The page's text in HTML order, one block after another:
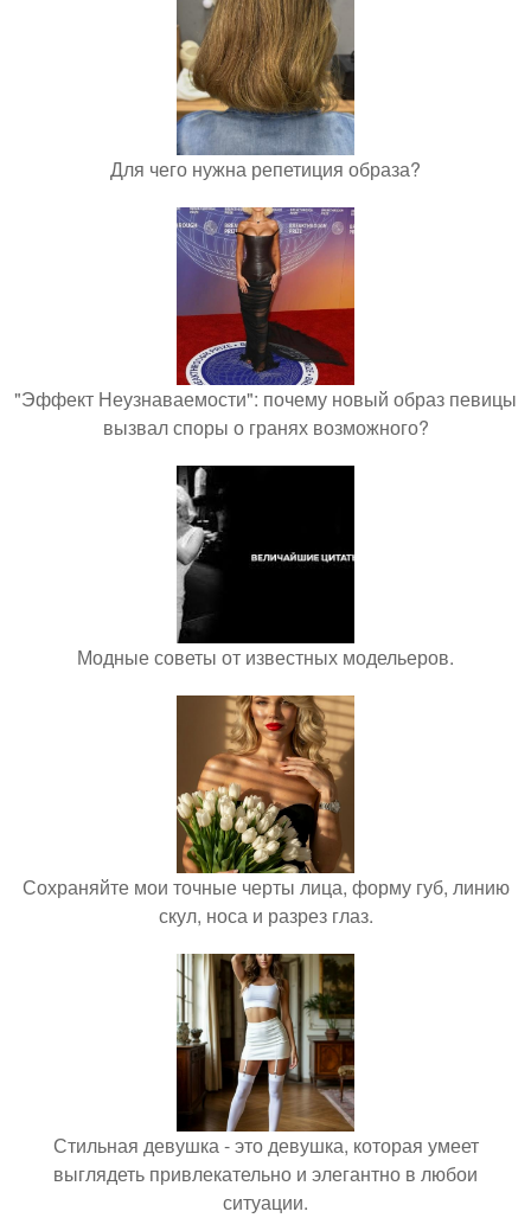
Для чего нужна репетиция образа?
"Эффект Неузнаваемости": почему новый образ певицы
вызвал споры о гранях возможного?
Модные советы от известных модельеров.
Сохраняйте мои точные черты лица, форму губ, линию
скул, носа и разрез глаз.
Стильная девушка - это девушка, которая умеет
выглядеть привлекательно и элегантно в любои
ситуации.